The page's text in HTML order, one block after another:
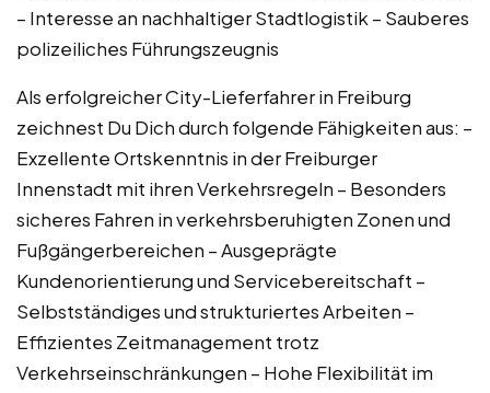
– Interesse an nachhaltiger Stadtlogistik – Sauberes
polizeiliches Führungszeugnis
Als erfolgreicher City-Lieferfahrer in Freiburg
zeichnest Du Dich durch folgende Fähigkeiten aus: –
Exzellente Ortskenntnis in der Freiburger
Innenstadt mit ihren Verkehrsregeln – Besonders
sicheres Fahren in verkehrsberuhigten Zonen und
Fußgängerbereichen – Ausgeprägte
Kundenorientierung und Servicebereitschaft –
Selbstständiges und strukturiertes Arbeiten –
Effizientes Zeitmanagement trotz
Verkehrseinschränkungen – Hohe Flexibilität im